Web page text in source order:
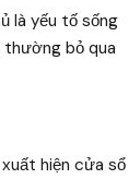
là yếu tố sống
thường bỏ qua
hiện cửa sổ